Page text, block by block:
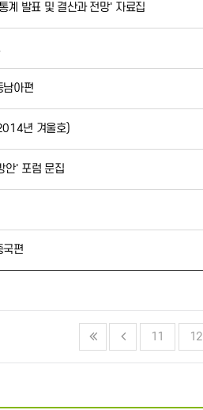
발표 및 결산과 전망' 자료집
남아편
년 겨울호)
안' 포럼 문집
국편
11 12